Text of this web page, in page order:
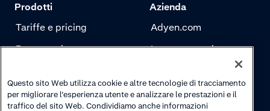
Prodotti
Tariffe e pricing
Pagamenti
Autenticazione
Azienda
Adyen.com
La nostra storia
Carriere
Questo sito Web utilizza cookie e altre tecnologie di tracciamento
per migliorare l’esperienza utente e analizzare le prestazioni e il
traffico del sito Web. Condividiamo anche informazioni